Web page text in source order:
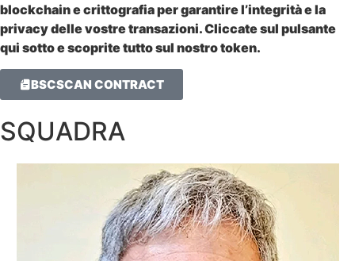
blockchain e crittografia per garantire l’integrità e la
privacy delle vostre transazioni. Cliccate sul pulsante
qui sotto e scoprite tutto sul nostro token.
BSCSCAN CONTRACT
SQUADRA